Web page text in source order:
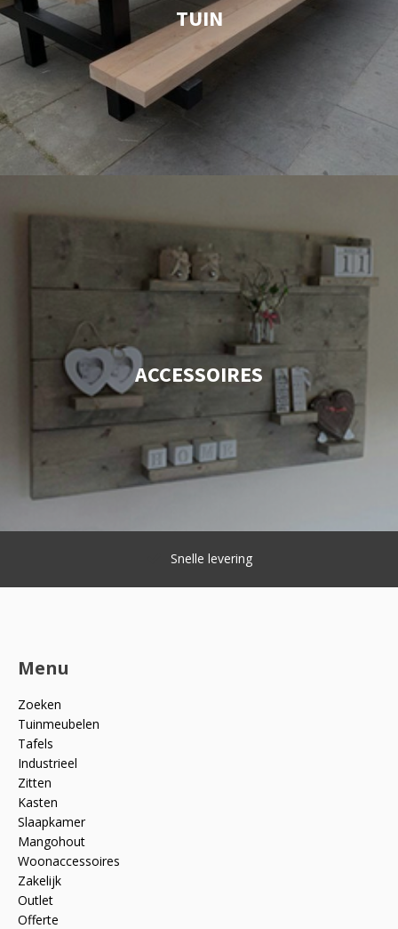
TUIN
ACCESSOIRES
Snelle levering
Menu
Zoeken
Tuinmeubelen
Tafels
Industrieel
Zitten
Kasten
Slaapkamer
Mangohout
Woonaccessoires
Zakelijk
Outlet
Offerte